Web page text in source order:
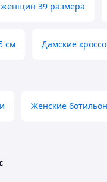
женщин 39 размера
см Дамские
Женские